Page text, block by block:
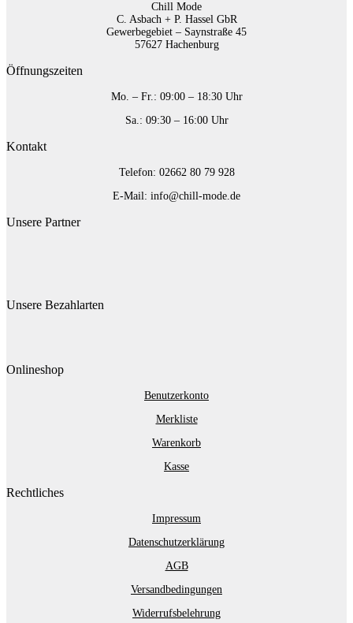
Chill Mode
C. Asbach + P. Hassel GbR
Gewerbegebiet – Saynstraße 45
57627 Hachenburg
Öffnungszeiten
Mo. – Fr.: 09:00 – 18:30 Uhr
Sa.: 09:30 – 16:00 Uhr
Kontakt
Telefon: 02662 80 79 928‬
E-Mail: info@chill-mode.de
Unsere Partner
Unsere Bezahlarten
Onlineshop
Benutzerkonto
Merkliste
Warenkorb
Kasse
Rechtliches
Impressum
Datenschutzerklärung
AGB
Versandbedingungen
Widerrufsbelehrung